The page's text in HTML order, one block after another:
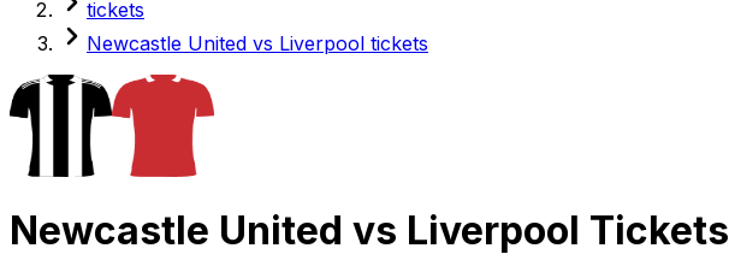
tickets
Newcastle United vs Liverpool tickets
Newcastle United vs Liverpool Tickets